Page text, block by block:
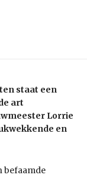
staat een
art
Lorrie
en
befaamde